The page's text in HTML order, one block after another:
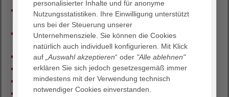
Prof. Dr. Stefan Rehart für Rheumatologie sowie Fuß- und
Handchirurgie
Prof. Dr. Ulrich Rieger für Bodylift, Brustchirurgie und
plastische Wiederherstellungschirurgie
Prof. Dr. Boris Schmidt für Rhythmologie
Priv.-Doz. Dr. Sandra Schütze für Akutgeriatrie
Prof. Dr. Daniela Schulz-Ertner für Strahlentherapie
Prof. Dr. Marc Thill für gynäkologische Operationen,
personalisierter Inhalte und für anonyme
Nutzungsstatistiken. Ihre Einwilligung unterstützt
uns bei der Steuerung unserer
Unternehmensziele. Sie können die Cookies
natürlich auch individuell konfigurieren. Mit Klick
auf „Auswahl akzeptieren“ oder "Alle ablehnen"
erklären Sie sich jedoch gesetzesgemäß immer
mindestens mit der Verwendung technisch
notwendiger Cookies einverstanden.